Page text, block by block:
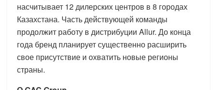
насчитывает 12 дилерских центров в 8 городах
Казахстана. Часть действующей команды
продолжит работу в дистрибуции Allur. До конца
года бренд планирует существенно расширить
свое присутствие и охватить новые регионы
страны.